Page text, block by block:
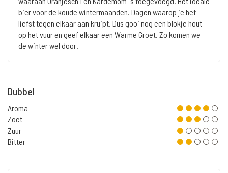
bier voor de koude wintermaanden. Dagen waarop je het
liefst tegen elkaar aan kruipt. Dus gooi nog een blokje hout
op het vuur en geef elkaar een Warme Groet. Zo komen we
de winter wel door.
Dubbel
Aroma
Zoet
Zuur
Bitter